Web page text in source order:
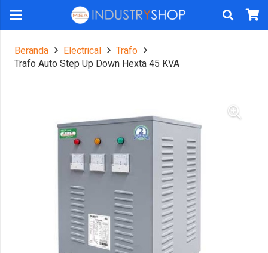
Beranda Electrical
Trafo
Trafo Auto Step Up Down Hexta 45 KVA